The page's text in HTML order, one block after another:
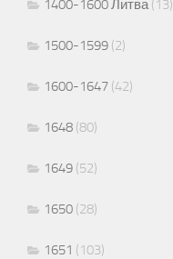
1400-1600 Литва(13)
1500-1599 (2)
1600-1647 (42)
1648 (80)
1649 (52)
1650 (28)
1651 (103)